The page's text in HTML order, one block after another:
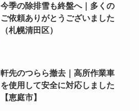
今季の除排雪も終盤へ｜多くの
ご依頼ありがとうございました
（札幌清田区）
軒先のつらら撤去｜高所作業車
を使用して安全に対応しました
【恵庭市】